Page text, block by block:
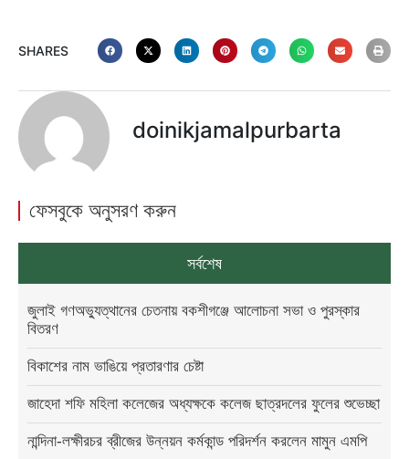
SHARES
doinikjamalpurbarta
ফেসবুকে অনুসরণ করুন
সর্বশেষ
জুলাই গণঅভ্যুত্থানের চেতনায় বকশীগঞ্জে আলোচনা সভা ও পুরস্কার
বিতরণ
বিকাশের নাম ভাঙিয়ে প্রতারণার চেষ্টা
জাহেদা শফি মহিলা কলেজের অধ্যক্ষকে কলেজ ছাত্রদলের ফুলের শুভেচ্ছা
নান্দিনা-লক্ষীরচর ব্রীজের উন্নয়ন কর্মকান্ড পরিদর্শন করলেন মামুন এমপি